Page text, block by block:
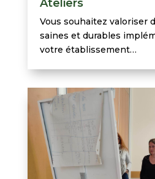
Ateliers
Vous souhaitez valoriser
saines et durables
votre établissement…